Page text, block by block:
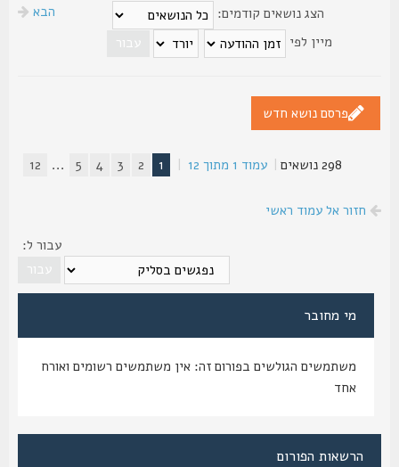
הצג נושאים קודמים:
מיין לפי
פרסם נושא חדש
| עמוד1מתוך12
|
1
5
...
12
חזור אל עמוד ראשי
עבור ל:
מי מחובר
משתמשים הגולשים בפורום זה: אין משתמשים רשומים ואורח
הרשאות הפורום